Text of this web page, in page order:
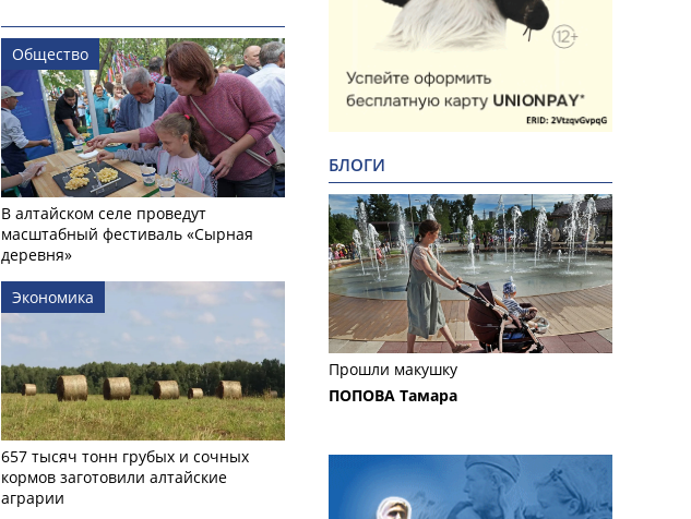
Общество
В алтайском селе проведут
масштабный фестиваль «Сырная
деревня»
Экономика
657 тысяч тонн грубых и сочных
кормов заготовили алтайские
аграрии
БЛОГИ
Прошли макушку
ПОПОВА Тамара